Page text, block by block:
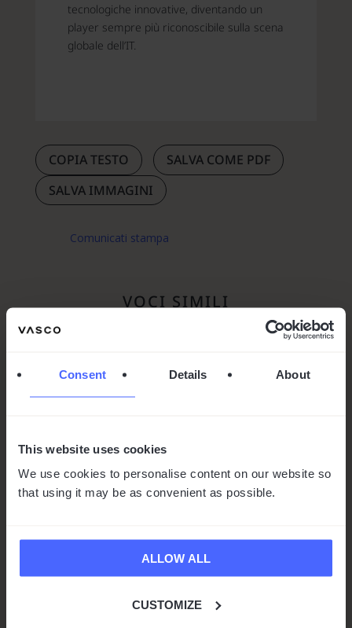
Consent Details About
This website uses cookies
We use cookies to personalise content on our website so
that using it may be as convenient as possible.
ALLOW ALL
CUSTOMIZE
tecnologiche innovative, diventando un
player sempre più riconoscibile sulla scena
globale dell’IT.
COPIA TESTO
SALVA COME PDF
SALVA IMMAGINI
Comunicati stampa
VOCI SIMILI